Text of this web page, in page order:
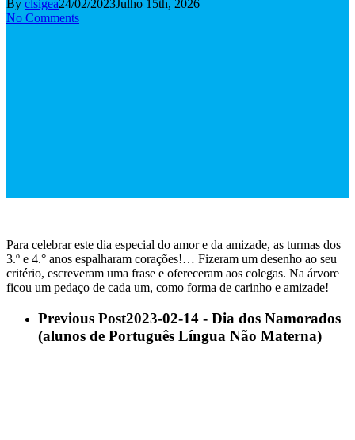
By clsigea24/02/2023Julho 15th, 2026
No Comments
Para celebrar este dia especial do amor e da amizade, as turmas dos
3.º e 4.° anos espalharam corações!… Fizeram um desenho ao seu
critério, escreveram uma frase e ofereceram aos colegas. Na árvore
ficou um pedaço de cada um, como forma de carinho e amizade!
Previous Post2023-02-14 - Dia dos Namorados
(alunos de Português Língua Não Materna)